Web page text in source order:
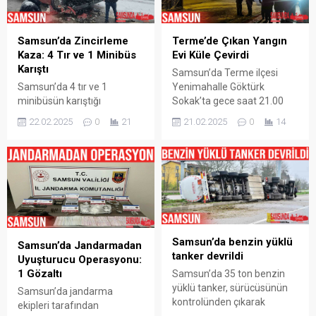
Samsun’da Zincirleme
Kaza: 4 Tır ve 1 Minibüs
Karıştı
Samsun’da 4 tır ve 1
minibüsün karıştığı
Samsun-Ordu karayolu bir
Tır ve 1 Minibüs’ün karıştığı
Zincirleme Trafik Kazası
Samsun’un Terme ilçesi
Hastane Kavşağı’nda
meydana geldi. Alınan
bilgiye göre, Samsun-Ordu
karayolu üzerinde seyir
etmekte olan 4 tır ve 1
minibüs, kırmızı ışıklarda
22.02.2025 0 21
Terme’de Çıkan Yangın
Evi Küle Çevirdi
Samsun’da Terme ilçesi
Yenimahalle Göktürk
Sokak’ta gece saat 21.00
çıkan yangında ev kısa
Terme ilçesi Yenimahalle
Göktürk Sokak’ta saat 21.00
sıralarında meydana geldi.
Alınan bilgiye göre, tek katlı
evde henüz belirlenemeyen
bir nedenle yangın çıktı.
Yangın kısa sürede fark
edilirken, Öztürk ailesi...
21.02.2025 0 14
Samsun’da Jandarmadan
Uyuşturucu Operasyonu:
1 Gözaltı
Samsun’da jandarma
ekipleri tarafından
Samsun’da benzin yüklü
tanker devrildi
Samsun’da 35 ton benzin
yüklü tanker, sürücüsünün
kontrolünden çıkarak